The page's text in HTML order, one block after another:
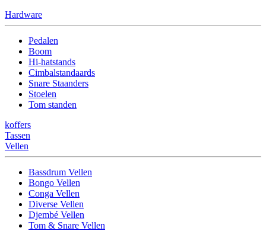
Hardware
Pedalen
Boom
Hi-hatstands
Cimbalstandaards
Snare Staanders
Stoelen
Tom standen
koffers
Tassen
Vellen
Bassdrum Vellen
Bongo Vellen
Conga Vellen
Diverse Vellen
Djembé Vellen
Tom & Snare Vellen